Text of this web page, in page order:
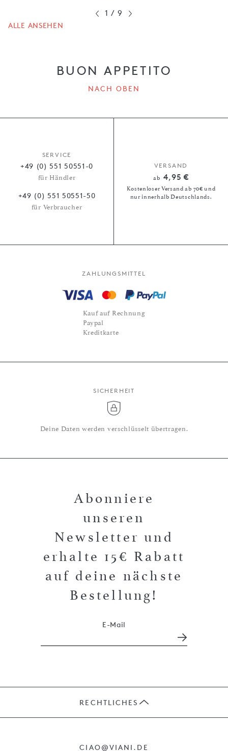
1 / 9
ALLE ANSEHEN
BUON APPETITO
NACH OBEN
SERVICE
+49 (0) 551 50551-0
für Händler
+49 (0) 551 50551-50
für Verbraucher
VERSAND
ab 4,95 €
Kostenloser Versand ab 70€ und
nur innerhalb Deutschlands.
ZAHLUNGSMITTEL
Kauf auf Rechnung
Paypal
Kreditkarte
SICHERHEIT
Deine Daten werden verschlüsselt übertragen.
Abonniere
unseren
Newsletter und
erhalte 15€ Rabatt
auf deine nächste
Bestellung!
E-Mail
RECHTLICHES
CIAO@VIANI.DE